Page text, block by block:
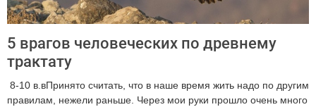
5 врагов человеческих по древнему
трактату
8-10 в.вПринято считать, что в наше время жить надо по другим
правилам, нежели раньше. Через мои руки прошло очень много